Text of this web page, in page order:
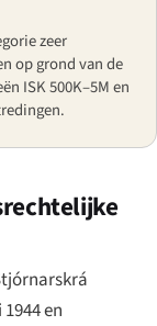
zeer
op grond van de
ISK 500K–5M en
en